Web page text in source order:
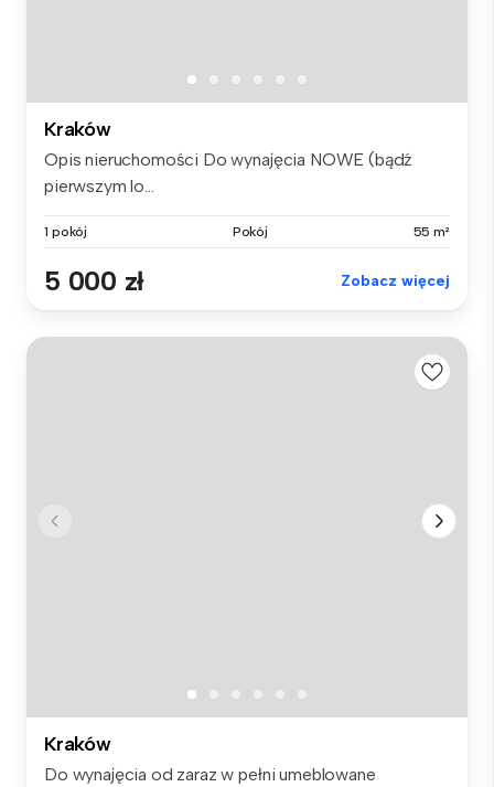
Kraków
Opis nieruchomości Do wynajęcia NOWE (bądź
pierwszym lo...
1 pokój Pokój 55 m²
5 000 zł Zobacz więcej
Kraków
Do wynajęcia od zaraz w pełni umeblowane